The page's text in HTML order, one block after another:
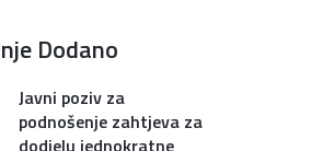
Dodano
Javni poziv za
podnošenje zahtjeva za
dodjelu jednokratne